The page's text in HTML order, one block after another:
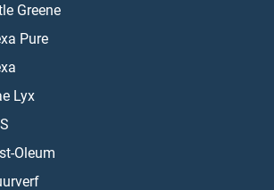
Greene
Pure
Lyx
Oleum